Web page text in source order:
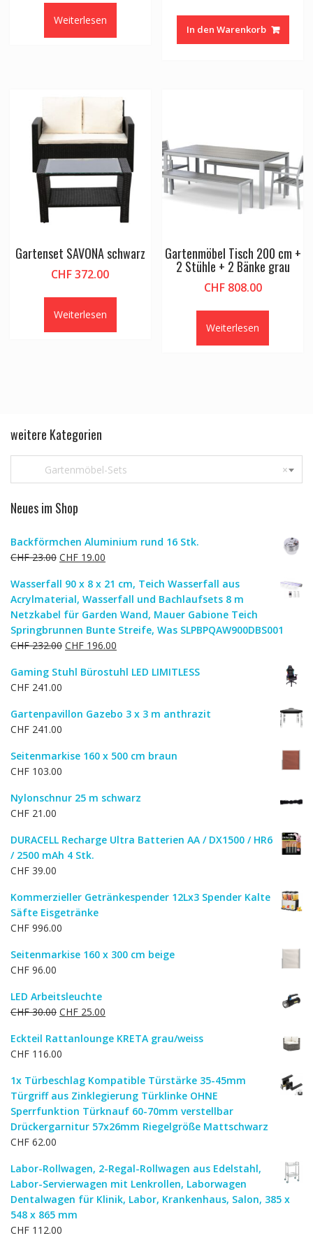
Weiterlesen
In den Warenkorb
Gartenset SAVONA schwarz
CHF372.00
Weiterlesen
Gartenmöbel Tisch 200 cm +
2 Stühle + 2 Bänke grau
CHF808.00
Weiterlesen
weitere Kategorien
×
Gartenmöbel-Sets
Neues im Shop
Backförmchen Aluminium rund 16 Stk.
CHF23.00 Ursprünglicher
war:
CHF 23.00
CHF 19.00
ist:
CHF 19.00.
Wasserfall 90 x 8 x 21 cm, Teich Wasserfall aus
Acrylmaterial, Wasserfall und Bachlaufsets 8 m
Netzkabel für Garden Wand, Mauer Gabione Teich
Springbrunnen Bunte Streife, Was SLPBPQAW900DBS001
CHF232.00 Ursprünglicher
war:
CHF 196.00
ist:
Gaming Stuhl Bürostuhl LED LIMITLESS
CHF 241.00
Gartenpavillon Gazebo 3 x 3 m anthrazit
CHF 241.00
Seitenmarkise 160 x 500 cm braun
CHF 103.00
Nylonschnur 25 m schwarz
CHF 21.00
DURACELL Recharge Ultra Batterien AA / DX1500 / HR6
/ 2500 mAh 4 Stk.
CHF 39.00
Kommerzieller Getränkespender 12Lx3 Spender Kalte
Säfte Eisgetränke
CHF 996.00
Seitenmarkise 160 x 300 cm beige
CHF 96.00
LED Arbeitsleuchte
CHF30.00 Ursprünglicher
war:
CHF 30.00
CHF 25.00
ist:
Eckteil Rattanlounge KRETA grau/weiss
CHF 116.00
1x Türbeschlag Kompatible Türstärke 35-45mm
Türgriff aus Zinklegierung Türklinke OHNE
Sperrfunktion Türknauf 60-70mm verstellbar
Drückergarnitur 57x26mm Riegelgröße Mattschwarz
CHF 62.00
Labor-Rollwagen, 2-Regal-Rollwagen aus Edelstahl,
Labor-Servierwagen mit Lenkrollen, Laborwagen
Dentalwagen für Klinik, Labor, Krankenhaus, Salon, 385 x
548 x 865 mm
CHF 112.00